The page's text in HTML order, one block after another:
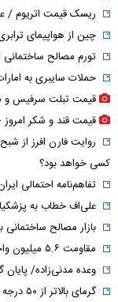
ریسک قیمت اتریوم /
چین از هواپیمای
تورم مصالح ساختمانی تهران از ۱۰۰
حملات سایبری به
قیمت تبلت سرفیس و
قیمت قند و شکر
روایت فارن افرز از
کسی خواهد بود؟
تفاهم‌نامه احتمالی
علی‌اف خطاب به
بازار مصالح
مقاومت ۵.۶ میلیون واحدی شاخص کل شکسته شد + جدول
وعده مدنی‌زاده/ پایان
گرمای بالاتر از ۵۰ درجه از این تاریخ در خوزستان